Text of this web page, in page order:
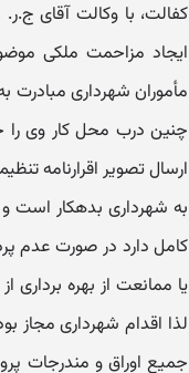
کفالت، با وکالت آقای
ایجاد مزاحمت ملکی
مأموران شهرداری
چنین درب محل کار وی را
به شهرداری بدهکار است و
کامل دارد در صورت عدم
یا ممانعت از بهره
لذا اقدام شهرداری مجاز
جمیع اوراق و مندرجات